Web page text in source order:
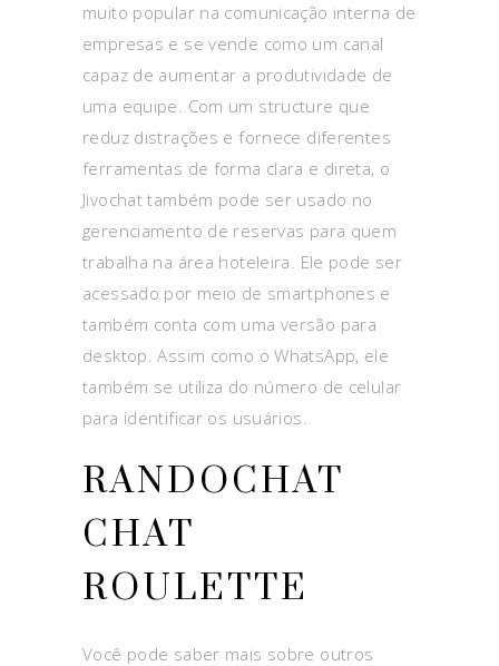
muito popular na comunicação interna de
empresas e se vende como um canal
capaz de aumentar a produtividade de
uma equipe. Com um structure que
reduz distrações e fornece diferentes
ferramentas de forma clara e direta, o
Jivochat também pode ser usado no
gerenciamento de reservas para quem
trabalha na área hoteleira. Ele pode ser
acessado por meio de smartphones e
também conta com uma versão para
desktop. Assim como o WhatsApp, ele
também se utiliza do número de celular
para identificar os usuários.
RANDOCHAT
CHAT
ROULETTE
Você pode saber mais sobre outros